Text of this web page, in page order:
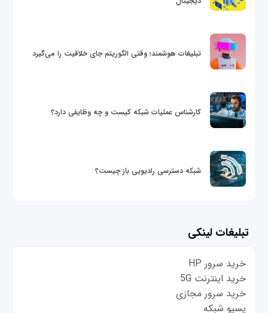
تبلیغات هوشمند؛ وقتی الگوریتم جای خلاقیت را می‌گیرد
کارشناس عملیات شبکه کیست و چه وظایفی دارد؟
شبکه دسترسی رادیویی باز چیست؟
تبلیغات لینکی
خرید سرور HP
خرید اینترنت 5G
خرید سرور مجازی
پسیو شبکه